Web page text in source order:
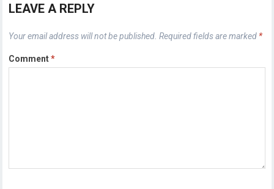
LEAVE A REPLY
Your email address will not be published. Required fields are marked *
Comment*